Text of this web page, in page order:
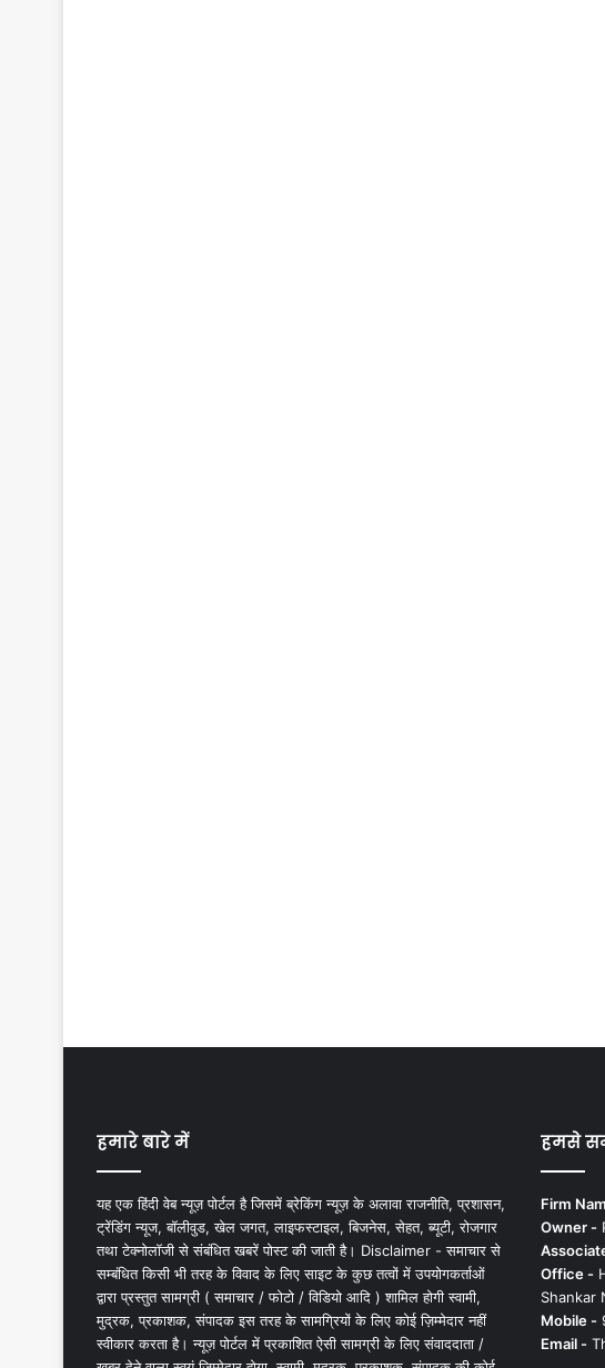
हमारे बारे में
यह एक हिंदी वेब न्यूज़ पोर्टल है जिसमें ब्रेकिंग न्यूज़ के अलावा राजनीति, प्रशासन,
ट्रेंडिंग न्यूज, बॉलीवुड, खेल जगत, लाइफस्टाइल, बिजनेस, सेहत, ब्यूटी, रोजगार
तथा टेक्नोलॉजी से संबंधित खबरें पोस्ट की जाती है। Disclaimer - समाचार से
सम्बंधित किसी भी तरह के विवाद के लिए साइट के कुछ तत्वों में उपयोगकर्ताओं
द्वारा प्रस्तुत सामग्री ( समाचार / फोटो / विडियो आदि ) शामिल होगी स्वामी,
मुद्रक, प्रकाशक, संपादक इस तरह के सामग्रियों के लिए कोई ज़िम्मेदार नहीं
स्वीकार करता है। न्यूज़ पोर्टल में प्रकाशित ऐसी सामग्री के लिए संवाददाता /
हमसे
Firm
Owner -
Office -
Shankar
Mobile -
Email -